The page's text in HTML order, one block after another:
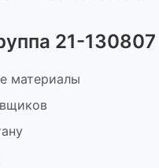
21-
материалы